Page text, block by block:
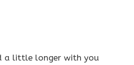
a little longer with you